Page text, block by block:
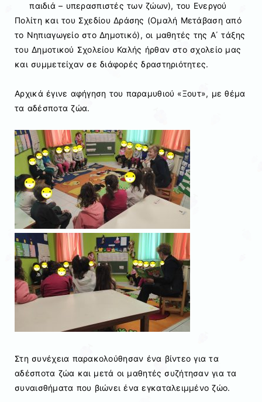
παιδιά – υπερασπιστές των ζώων), του Ενεργού
Πολίτη και του Σχεδίου Δράσης (Ομαλή Μετάβαση από
το Νηπιαγωγείο στο Δημοτικό), οι μαθητές της Α΄ τάξης
του Δημοτικού Σχολείου Καλής ήρθαν στο σχολείο μας
και συμμετείχαν σε διάφορές δραστηριότητες.
Αρχικά έγινε αφήγηση του παραμυθιού «Ξουτ», με θέμα
τα αδέσποτα ζώα.
Στη συνέχεια παρακολούθησαν ένα βίντεο για τα
αδέσποτα ζώα και μετά οι μαθητές συζήτησαν για τα
συναισθήματα που βιώνει ένα εγκαταλειμμένο ζώο.